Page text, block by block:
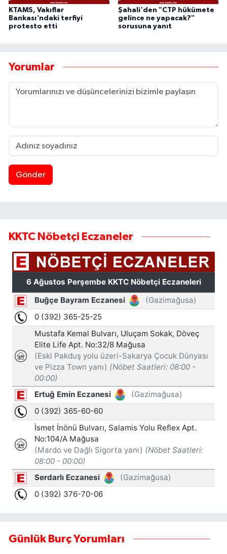
KTAMS, Vakıflar
Bankası'ndaki terfiyi
protesto etti
Şahali'den "CTP hükümete
gelince ne yapacak?"
sorusuna yanıt
Yorumlar
Gönder
KKTC Nöbetçi Eczaneler
Günlük Burç Yorumları